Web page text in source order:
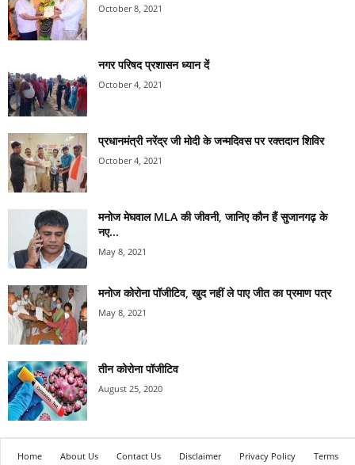
October 8, 2021
नगर परिषद प्रशासन ध्यान दें
October 4, 2021
प्रधानमंत्री नरेंद्र जी मोदी के जन्मदिवस पर रक्तदान शिविर
October 4, 2021
मनोज मेघवाल MLA की जीवनी, जानिए कौन हैं सुजानगढ़ के
नए...
May 8, 2021
मनोज कोरोना पॉजीटिव, खुद नहीं ले पाए जीत का प्रमाण पत्र
May 8, 2021
तीन कोरोना पॉजीटिव
August 25, 2020
Home About Us Contact Us Disclaimer Privacy Policy Terms